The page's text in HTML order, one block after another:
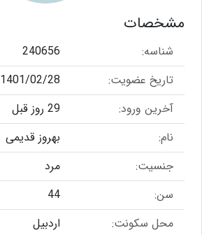
مشخصات
شناسه:
240656
تاریخ عضویت:
1401/02/28
آخرین ورود:
29 روز قبل
نام:
بهروز قدیمی
جنسیت:
مرد
سن:
44
محل سکونت:
اردبیل